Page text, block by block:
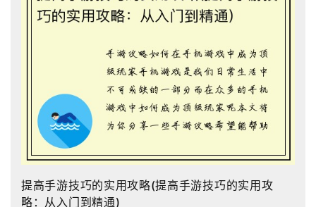
提高手游技巧的实用攻略(提高手游技巧的实用攻
略：从入门到精通)